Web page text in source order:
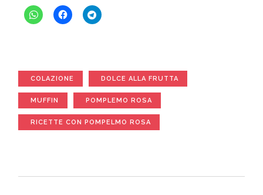
COLAZIONE DOLCE ALLA FRUTTA
MUFFIN POMPLEMO ROSA
RICETTE CON POMPELMO ROSA